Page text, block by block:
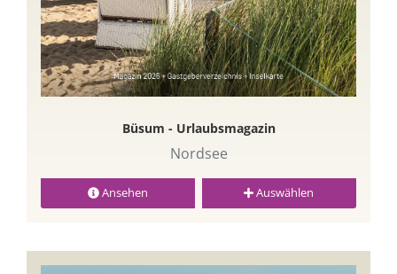
Büsum - Urlaubsmagazin
Nordsee
Ansehen Auswählen